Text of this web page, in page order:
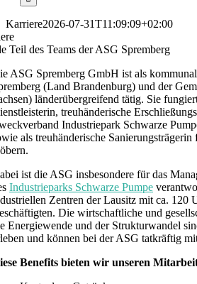
Karriere2026-07-31T11:09:09+02:00
Teil des Teams der ASG Spremberg
ASG Spremberg GmbH ist als
(Land Brandenburg) und der
länderübergreifend tätig. Sie
treuhänderische
Industriepark Schwarze
als treuhänderische
ist die ASG insbesondere für das
Industrieparks Schwarze Pumpe
Zentren der Lausitz mit ca. 120
Die wirtschaftliche und
Energiewende und der Strukturwandel
und können bei der ASG tatkräftig
Benefits bieten wir unseren